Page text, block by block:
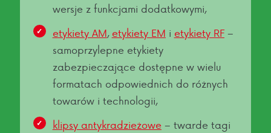
wersje z funkcjami dodatkowymi,
etykiety AM, etykiety EM i etykiety RF–
samoprzylepne etykiety
zabezpieczające dostępne w wielu
formatach odpowiednich do różnych
towarów i technologii,
klipsy antykradzieżowe– twarde tagi